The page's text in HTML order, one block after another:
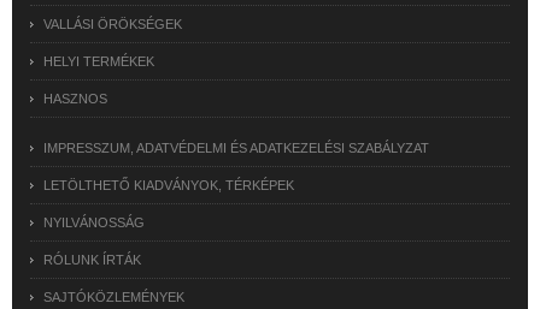
VALLÁSI ÖRÖKSÉGEK
HELYI TERMÉKEK
HASZNOS
IMPRESSZUM, ADATVÉDELMI ÉS ADATKEZELÉSI SZABÁLYZAT
LETÖLTHETŐ KIADVÁNYOK, TÉRKÉPEK
NYILVÁNOSSÁG
RÓLUNK ÍRTÁK
SAJTÓKÖZLEMÉNYEK